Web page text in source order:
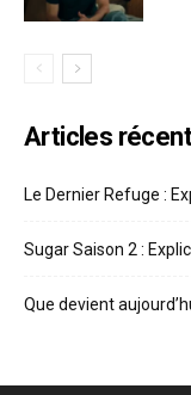
Articles
Le Dernier Refuge :
Sugar Saison 2 :
Que devient